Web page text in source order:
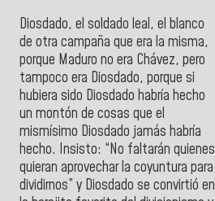
Diosdado, el soldado leal, el blanco
de otra campaña que era la misma,
porque Maduro no era Chávez, pero
tampoco era Diosdado, porque si
hubiera sido Diosdado habría hecho
un montón de cosas que el
mismísimo Diosdado jamás habría
hecho. Insisto: “No faltarán quienes
quieran aprovechar la coyuntura para
dividirnos” y Diosdado se convirtió en